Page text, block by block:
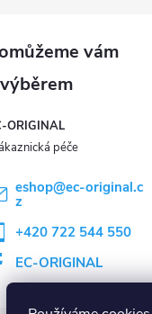
ORIGINAL
eshop@ec-original.c
z
+420 722 544 550
EC-ORIGINAL